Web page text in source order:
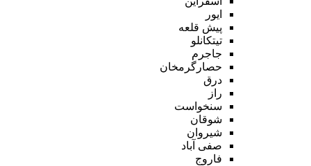
ایور
پیش قلعه
تیتکانلو
جاجرم
حصارگرمخان
درق
راز
سنخواست
شوقان
شیروان
صفی آباد
فاروج